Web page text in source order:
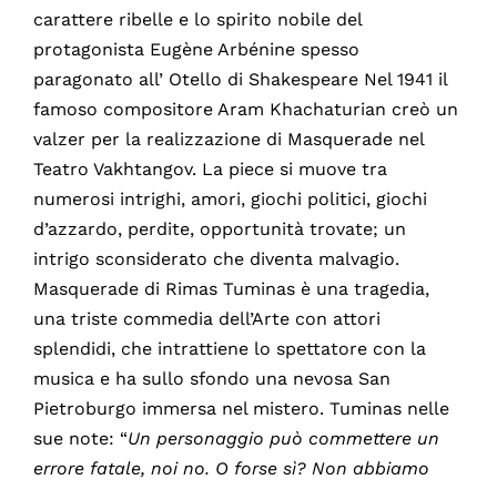
carattere ribelle e lo spirito nobile del
protagonista Eugène Arbénine spesso
paragonato all’ Otello di Shakespeare Nel 1941 il
famoso compositore Aram Khachaturian creò un
valzer per la realizzazione di Masquerade nel
Teatro Vakhtangov. La piece si muove tra
numerosi intrighi, amori, giochi politici, giochi
d’azzardo, perdite, opportunità trovate; un
intrigo sconsiderato che diventa malvagio.
Masquerade di Rimas Tuminas è una tragedia,
una triste commedia dell’Arte con attori
splendidi, che intrattiene lo spettatore con la
musica e ha sullo sfondo una nevosa San
Pietroburgo immersa nel mistero. Tuminas nelle
sue note: “Un personaggio può commettere un
errore fatale, noi no. O forse sì? Non abbiamo